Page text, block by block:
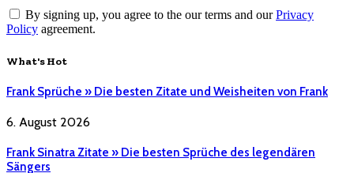
By signing up, you agree to the our terms and ourPrivacy
Policy agreement.
What's Hot
Frank Sprüche » Die besten Zitate und Weisheiten von Frank
6. August 2026
Frank Sinatra Zitate » Die besten Sprüche des legendären
Sängers